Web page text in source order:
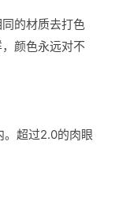
的材质去打色
颜色永远对不
。超过2.0的肉眼